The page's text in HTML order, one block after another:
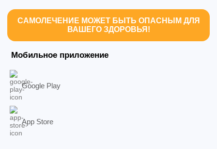
САМОЛЕЧЕНИЕ МОЖЕТ БЫТЬ ОПАСНЫМ ДЛЯ
ВАШЕГО ЗДОРОВЬЯ!
Мобильное приложение
Google Play
App Store